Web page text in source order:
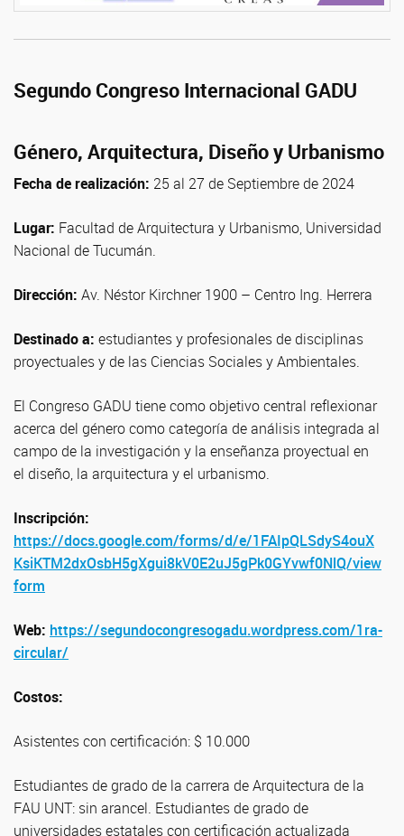
Segundo Congreso Internacional GADU
Género, Arquitectura, Diseño y Urbanismo
Fecha de realización: 25 al 27 de Septiembre de 2024
Lugar: Facultad de Arquitectura y Urbanismo, Universidad
Nacional de Tucumán.
Dirección: Av. Néstor Kirchner 1900 – Centro Ing. Herrera
Destinado a: estudiantes y profesionales de disciplinas
proyectuales y de las Ciencias Sociales y Ambientales.
El Congreso GADU tiene como objetivo central reflexionar
acerca del género como categoría de análisis integrada al
campo de la investigación y la enseñanza proyectual en
el diseño, la arquitectura y el urbanismo.
Inscripción:
https://docs.google.com/forms/d/e/1FAIpQLSdyS4ouX
KsiKTM2dxOsbH5gXgui8kV0E2uJ5gPk0GYvwf0NlQ/view
form
Web: https://segundocongresogadu.wordpress.com/1ra-
circular/
Costos:
Asistentes con certificación: $ 10.000
Estudiantes de grado de la carrera de Arquitectura de la
FAU UNT: sin arancel. Estudiantes de grado de
universidades estatales con certificación actualizada